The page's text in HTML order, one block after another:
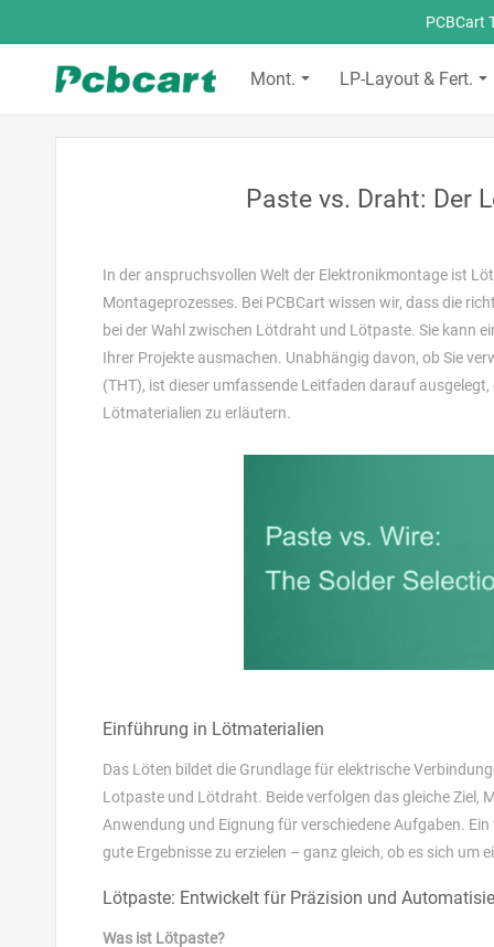
PCBCart
Mont. LP-Layout & Fert.
Paste vs. Draht: Der
In der anspruchsvollen Welt der Elektronikmontage ist
Montageprozesses. Bei PCBCart wissen wir, dass die
bei der Wahl zwischen Lötdraht und Lötpaste. Sie kann
Ihrer Projekte ausmachen. Unabhängig davon, ob Sie
(THT), ist dieser umfassende Leitfaden darauf
Lötmaterialien zu erläutern.
Einführung in Lötmaterialien
Das Löten bildet die Grundlage für elektrische
Lotpaste und Lötdraht. Beide verfolgen das gleiche Ziel,
Anwendung und Eignung für verschiedene Aufgaben.
gute Ergebnisse zu erzielen – ganz gleich, ob es sich
Lötpaste: Entwickelt für Präzision und
Was ist Lötpaste?